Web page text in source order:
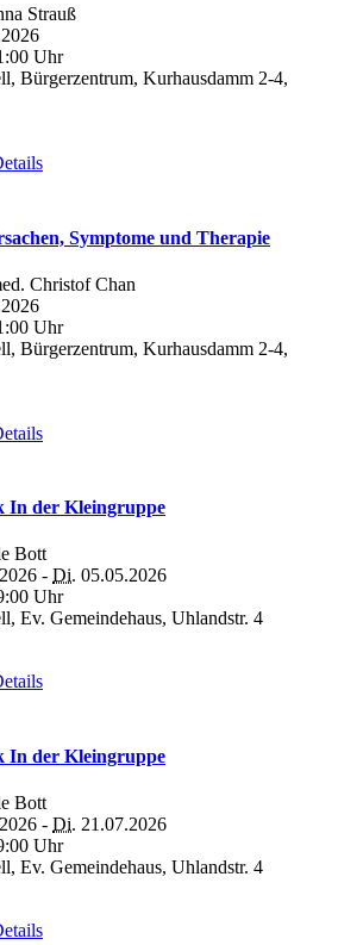
Strauß
Uhr
Bürgerzentrum, Kurhausdamm 2-4,
Symptome und Therapie
Christof Chan
Uhr
Bürgerzentrum, Kurhausdamm 2-4,
In der Kleingruppe
Bott
- Di. 05.05.2026
Uhr
Ev. Gemeindehaus, Uhlandstr. 4
In der Kleingruppe
Bott
- Di. 21.07.2026
Uhr
Ev. Gemeindehaus, Uhlandstr. 4